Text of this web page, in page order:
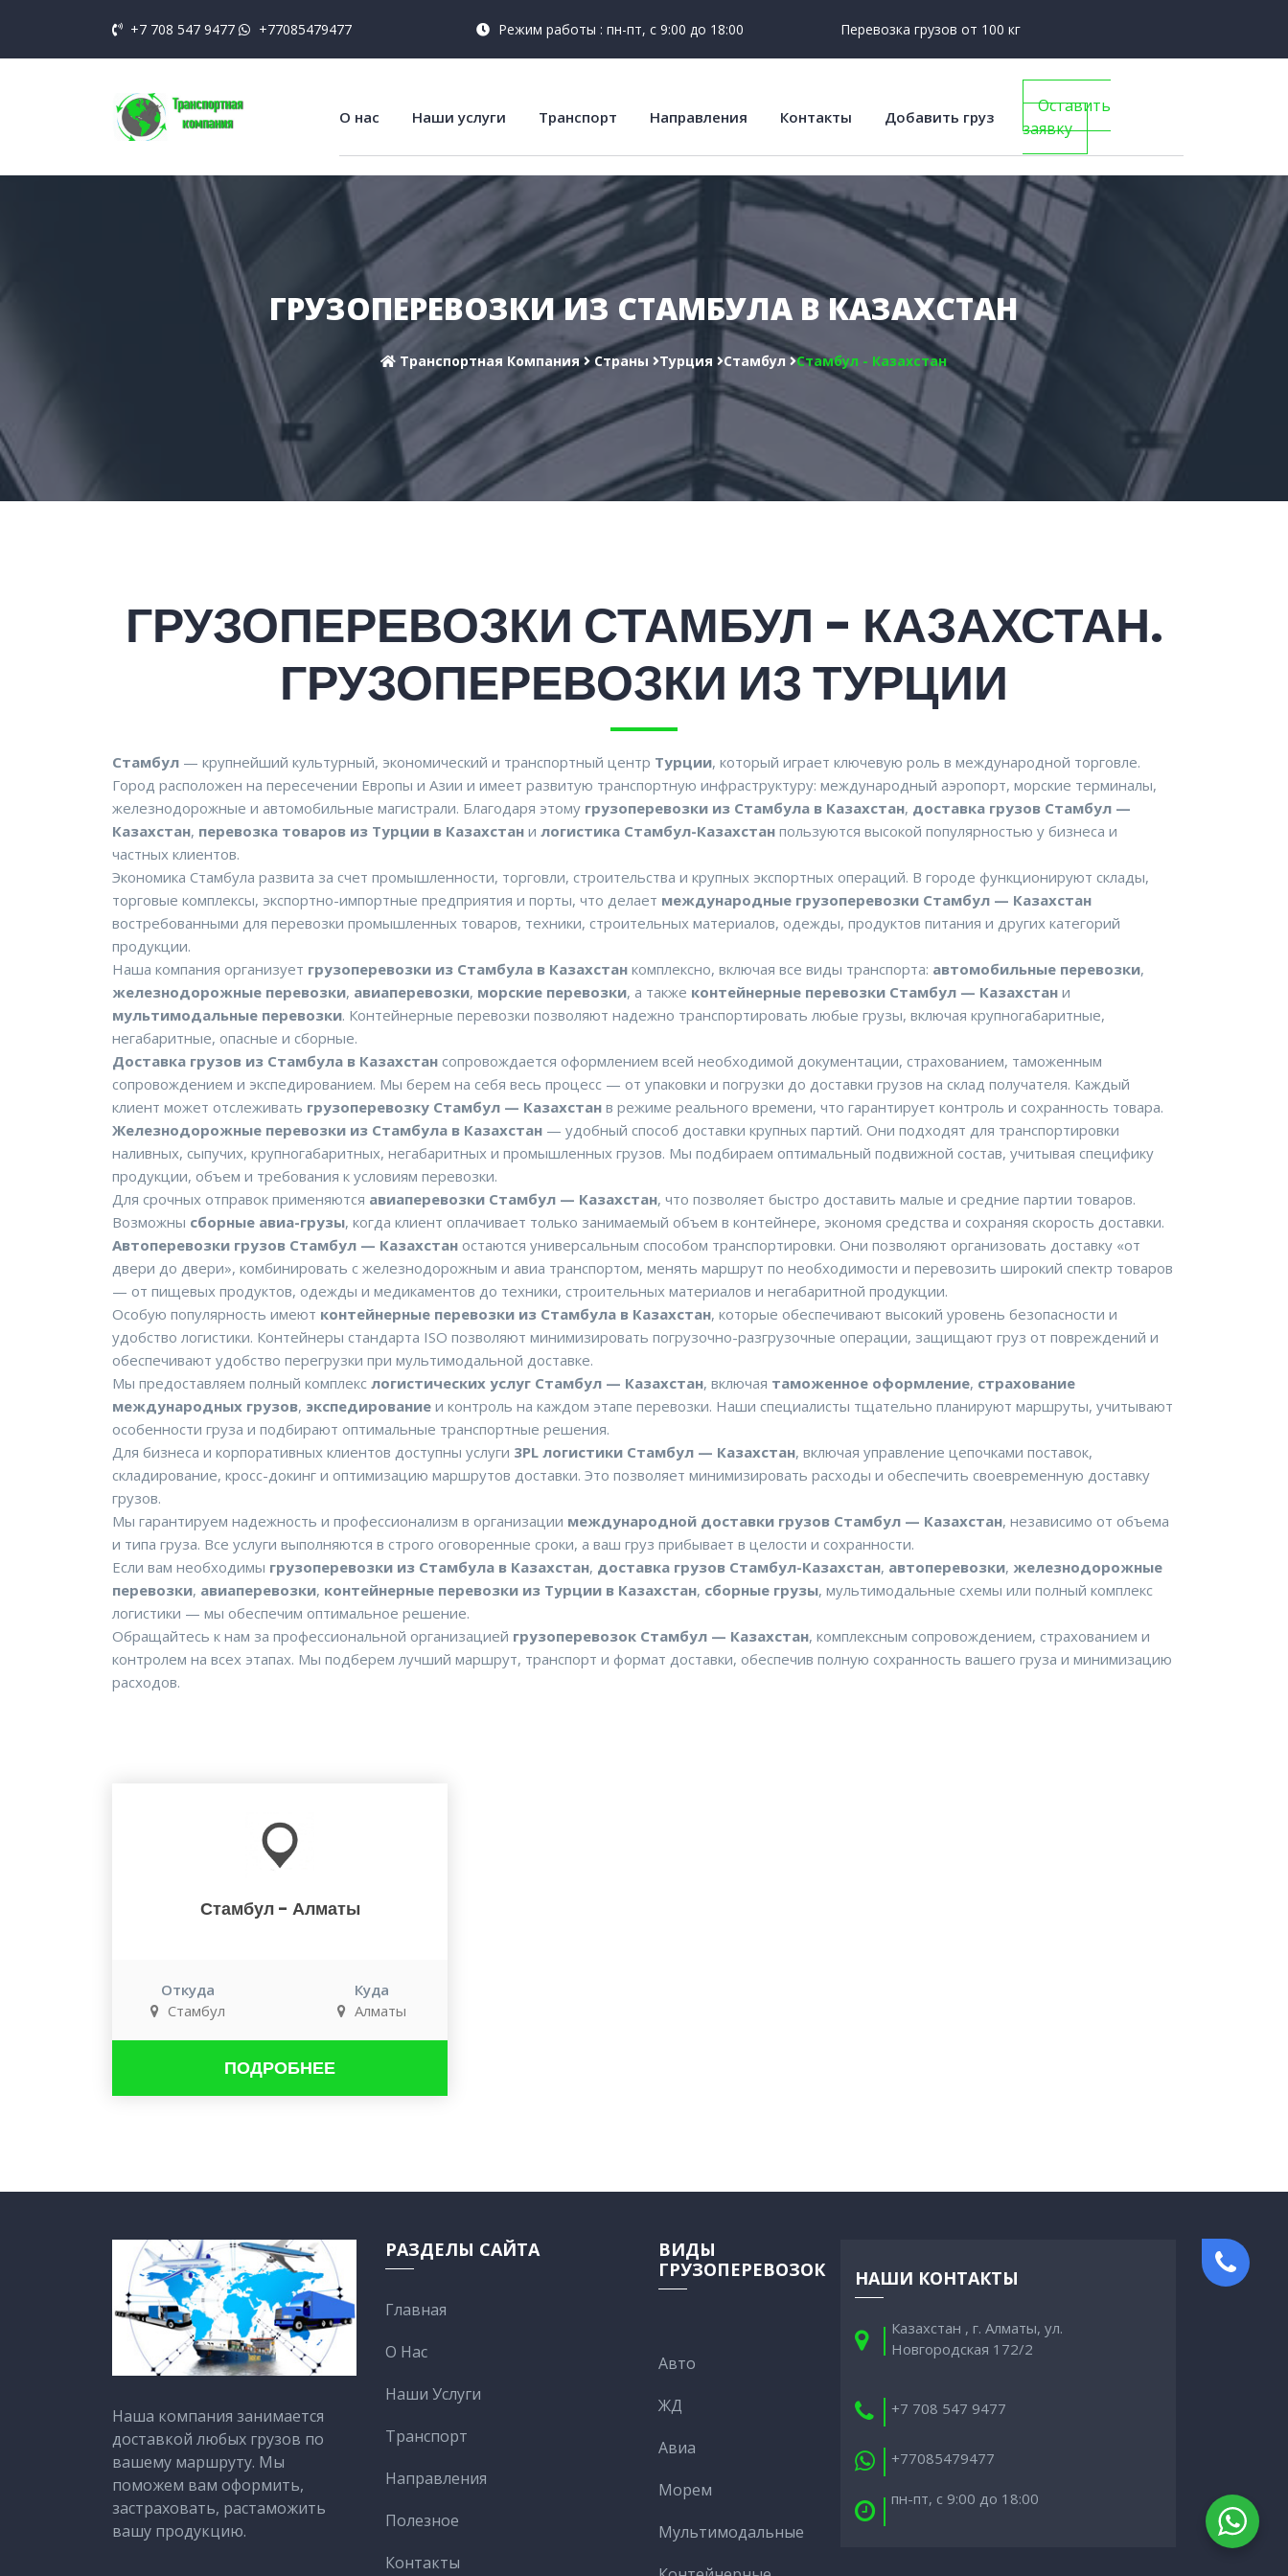
+7 708 547 9477 +77085479477 Режим работы : пн-пт, с 9:00 до 18:00 Перевозка грузов от 100 кг
О нас Наши услуги Транспорт Направления Контакты Добавить груз
Оставить
заявку
ГРУЗОПЕРЕВОЗКИ ИЗ СТАМБУЛА В КАЗАХСТАН
Транспортная Компания Cтраны Турция Стамбул Стамбул - Казахстан
ГРУЗОПЕРЕВОЗКИ СТАМБУЛ - КАЗАХСТАН.
ГРУЗОПЕРЕВОЗКИ ИЗ ТУРЦИИ
Стамбул — крупнейший культурный, экономический и транспортный центр Турции, который играет ключевую роль в международной торговле.
Город расположен на пересечении Европы и Азии и имеет развитую транспортную инфраструктуру: международный аэропорт, морские терминалы,
железнодорожные и автомобильные магистрали. Благодаря этому грузоперевозки из Стамбула в Казахстан, доставка грузов Стамбул —
Казахстан, перевозка товаров из Турции в Казахстан и логистика Стамбул-Казахстан пользуются высокой популярностью у бизнеса и
частных клиентов.
Экономика Стамбула развита за счет промышленности, торговли, строительства и крупных экспортных операций. В городе функционируют склады,
торговые комплексы, экспортно-импортные предприятия и порты, что делает международные грузоперевозки Стамбул — Казахстан
востребованными для перевозки промышленных товаров, техники, строительных материалов, одежды, продуктов питания и других категорий
продукции.
Наша компания организует грузоперевозки из Стамбула в Казахстан комплексно, включая все виды транспорта: автомобильные перевозки,
железнодорожные перевозки, авиаперевозки, морские перевозки, а также контейнерные перевозки Стамбул — Казахстан и
мультимодальные перевозки. Контейнерные перевозки позволяют надежно транспортировать любые грузы, включая крупногабаритные,
негабаритные, опасные и сборные.
Доставка грузов из Стамбула в Казахстан сопровождается оформлением всей необходимой документации, страхованием, таможенным
сопровождением и экспедированием. Мы берем на себя весь процесс — от упаковки и погрузки до доставки грузов на склад получателя. Каждый
клиент может отслеживать грузоперевозку Стамбул — Казахстан в режиме реального времени, что гарантирует контроль и сохранность товара.
Железнодорожные перевозки из Стамбула в Казахстан — удобный способ доставки крупных партий. Они подходят для транспортировки
наливных, сыпучих, крупногабаритных, негабаритных и промышленных грузов. Мы подбираем оптимальный подвижной состав, учитывая специфику
продукции, объем и требования к условиям перевозки.
Для срочных отправок применяются авиаперевозки Стамбул — Казахстан, что позволяет быстро доставить малые и средние партии товаров.
Возможны сборные авиа-грузы, когда клиент оплачивает только занимаемый объем в контейнере, экономя средства и сохраняя скорость доставки.
Автоперевозки грузов Стамбул — Казахстан остаются универсальным способом транспортировки. Они позволяют организовать доставку «от
двери до двери», комбинировать с железнодорожным и авиа транспортом, менять маршрут по необходимости и перевозить широкий спектр товаров
— от пищевых продуктов, одежды и медикаментов до техники, строительных материалов и негабаритной продукции.
Особую популярность имеют контейнерные перевозки из Стамбула в Казахстан, которые обеспечивают высокий уровень безопасности и
удобство логистики. Контейнеры стандарта ISO позволяют минимизировать погрузочно-разгрузочные операции, защищают груз от повреждений и
обеспечивают удобство перегрузки при мультимодальной доставке.
Мы предоставляем полный комплекс логистических услуг Стамбул — Казахстан, включая таможенное оформление, страхование
международных грузов, экспедирование и контроль на каждом этапе перевозки. Наши специалисты тщательно планируют маршруты, учитывают
особенности груза и подбирают оптимальные транспортные решения.
Для бизнеса и корпоративных клиентов доступны услуги 3PL логистики Стамбул — Казахстан, включая управление цепочками поставок,
складирование, кросс-докинг и оптимизацию маршрутов доставки. Это позволяет минимизировать расходы и обеспечить своевременную доставку
грузов.
Мы гарантируем надежность и профессионализм в организации международной доставки грузов Стамбул — Казахстан, независимо от объема
и типа груза. Все услуги выполняются в строго оговоренные сроки, а ваш груз прибывает в целости и сохранности.
Если вам необходимы грузоперевозки из Стамбула в Казахстан, доставка грузов Стамбул-Казахстан, автоперевозки, железнодорожные
перевозки, авиаперевозки, контейнерные перевозки из Турции в Казахстан, сборные грузы, мультимодальные схемы или полный комплекс
логистики — мы обеспечим оптимальное решение.
Обращайтесь к нам за профессиональной организацией грузоперевозок Стамбул — Казахстан, комплексным сопровождением, страхованием и
контролем на всех этапах. Мы подберем лучший маршрут, транспорт и формат доставки, обеспечив полную сохранность вашего груза и минимизацию
расходов.
Стамбул - Алматы
Откуда
Стамбул
Куда
Алматы
ПОДРОБНЕЕ
Наша компания занимается
доставкой любых грузов по
вашему маршруту. Мы
поможем вам оформить,
застраховать, растаможить
вашу продукцию.
РАЗДЕЛЫ САЙТА
Главная
О Нас
Наши Услуги
Транспорт
Направления
Полезное
Контакты
ВИДЫ
ГРУЗОПЕРЕВОЗОК
Авто
ЖД
Авиа
Морем
Мультимодальные
НАШИ КОНТАКТЫ
Казахстан , г. Алматы, ул.
Новгородская 172/2
+7 708 547 9477
+77085479477
пн-пт, с 9:00 до 18:00